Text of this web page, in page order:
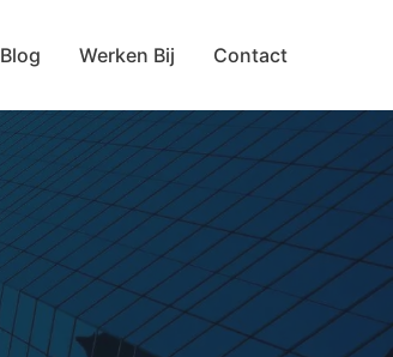
Blog Werken Bij Contact